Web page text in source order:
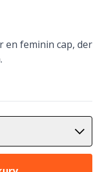
en feminin cap, der